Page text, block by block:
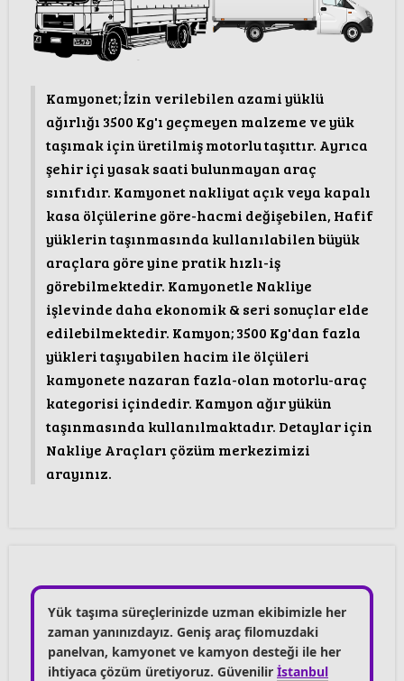
Kamyonet; İzin verilebilen azami yüklü
ağırlığı 3500 Kg'ı geçmeyen malzeme ve yük
taşımak için üretilmiş motorlu taşıttır. Ayrıca
şehir içi yasak saati bulunmayan araç
sınıfıdır. Kamyonet nakliyat açık veya kapalı
kasa ölçülerine göre-hacmi değişebilen, Hafif
yüklerin taşınmasında kullanılabilen büyük
araçlara göre yine pratik hızlı-iş
görebilmektedir. Kamyonetle Nakliye
işlevinde daha ekonomik & seri sonuçlar elde
edilebilmektedir. Kamyon; 3500 Kg'dan fazla
yükleri taşıyabilen hacim ile ölçüleri
kamyonete nazaran fazla-olan motorlu-araç
kategorisi içindedir. Kamyon ağır yükün
taşınmasında kullanılmaktadır. Detaylar için
Nakliye Araçları çözüm merkezimizi
arayınız.
Yük taşıma süreçlerinizde uzman ekibimizle her
zaman yanınızdayız. Geniş araç filomuzdaki
panelvan, kamyonet ve kamyon desteği ile her
ihtiyaca çözüm üretiyoruz. Güvenilir İstanbul